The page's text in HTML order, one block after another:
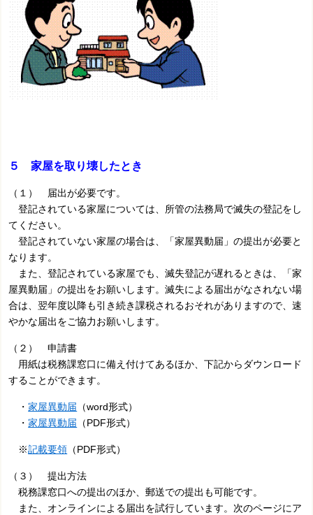
５ 家屋を取り壊したとき
（１） 届出が必要です。
登記されている家屋については、所管の法務局で滅失の登記をし
てください。
登記されていない家屋の場合は、「家屋異動届」の提出が必要と
なります。
また、登記されている家屋でも、滅失登記が遅れるときは、「家
屋異動届」の提出をお願いします。滅失による届出がなされない場
合は、翌年度以降も引き続き課税されるおそれがありますので、速
やかな届出をご協力お願いします。
（２） 申請書
用紙は税務課窓口に備え付けてあるほか、下記からダウンロード
することができます。
・家屋異動届 （word形式）
・家屋異動届 （PDF形式）
※記載要領 （PDF形式）
（３） 提出方法
税務課窓口への提出のほか、郵送での提出も可能です。
また、オンラインによる届出を試行しています。次のページにア